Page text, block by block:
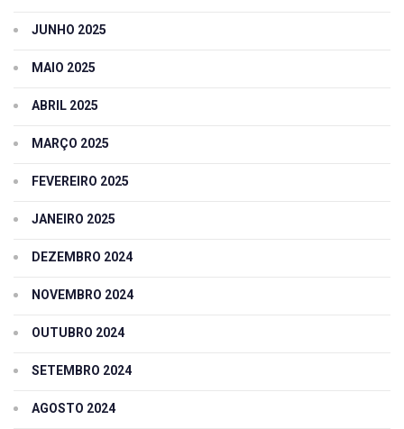
JUNHO 2025
MAIO 2025
ABRIL 2025
MARÇO 2025
FEVEREIRO 2025
JANEIRO 2025
DEZEMBRO 2024
NOVEMBRO 2024
OUTUBRO 2024
SETEMBRO 2024
AGOSTO 2024